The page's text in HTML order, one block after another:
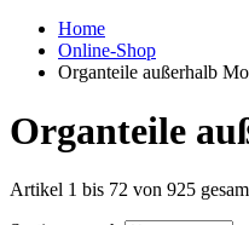
Home
Online-Shop
Organteile außerhalb
Organteile
Artikel 1 bis 72 von 925